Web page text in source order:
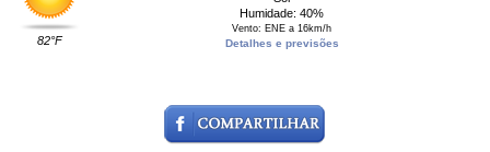
82°F
Humidade: 40%
Vento: ENE a 16km/h
Detalhes e previsões